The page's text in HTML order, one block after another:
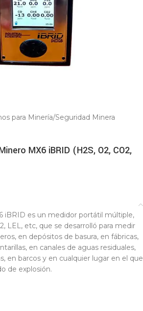
para Minería/Seguridad Minera
MX6 iBRID (H2S, O2, CO2,
iBRID es un medidor portátil múltiple,
LEL, etc, que se desarrolló para medir
en depósitos de basura, en fábricas,
en canales de aguas residuales,
en barcos y en cualquier lugar en el que
de explosión.